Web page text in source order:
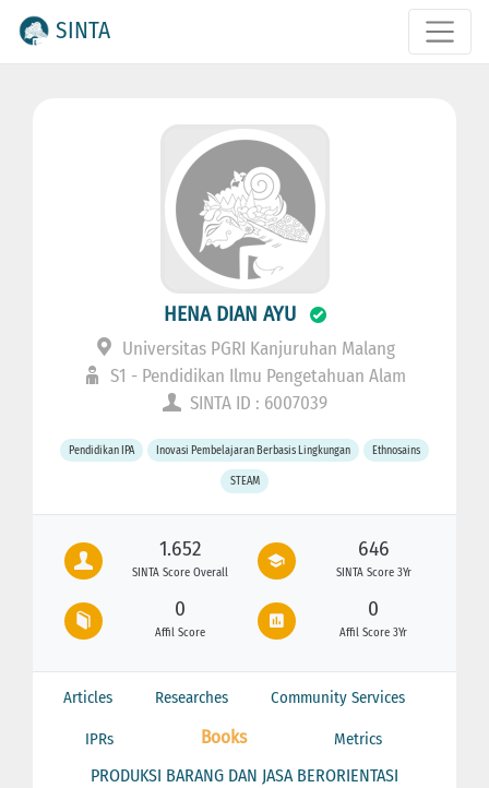
SINTA
HENA DIAN AYU
Universitas PGRI Kanjuruhan Malang
S1 - Pendidikan Ilmu Pengetahuan Alam
SINTA ID : 6007039
Pendidikan IPA Inovasi Pembelajaran Berbasis Lingkungan Ethnosains
STEAM
1.652
SINTA Score Overall
646
SINTA Score 3Yr
0
Affil Score
0
Affil Score 3Yr
Articles Researches Community Services
IPRs Books Metrics
PRODUKSI BARANG DAN JASA BERORIENTASI